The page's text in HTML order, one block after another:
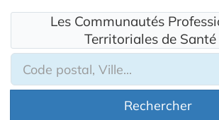
Les Communautés
Territoriales de Santé
Rechercher